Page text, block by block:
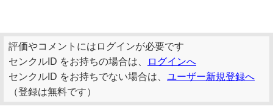
評価やコメントにはログインが必要です
センクルID をお持ちの場合は、
ログインへ
センクルID をお持ちでない場合は、 ユーザー新規登録へ
（登録は無料です）